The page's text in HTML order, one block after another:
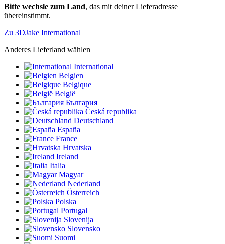
Bitte wechsle zum Land, das mit deiner Lieferadresse
übereinstimmt.
Zu 3DJake International
Anderes Lieferland wählen
International
Belgien
Belgique
België
България
Česká republika
Deutschland
España
France
Hrvatska
Ireland
Italia
Magyar
Nederland
Österreich
Polska
Portugal
Slovenija
Slovensko
Suomi